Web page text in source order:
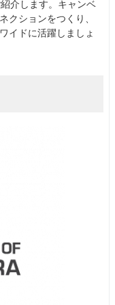
介します。キャンベ
クションをつくり、
イドに活躍しましょ